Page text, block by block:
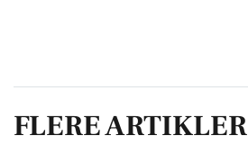
FLERE ARTIKLER